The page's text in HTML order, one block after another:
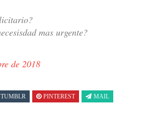
mas urgente?
de 2018
TUMBLR PINTEREST MAIL